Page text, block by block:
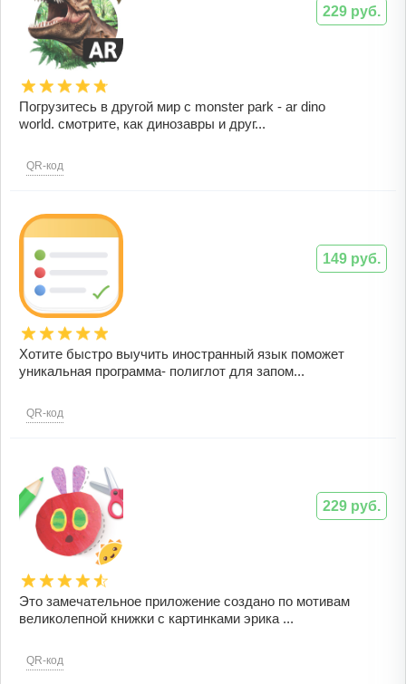
Погрузитесь в другой мир с monster park - ar dino
world. cмотрите, как динозавры и друг...
QR-код
229 руб.
Хотите быстро выучить иностранный язык поможет
уникальная программа- полиглот для запом...
QR-код
149 руб.
Это замечательное приложение создано по мотивам
великолепной книжки с картинками эрика ...
QR-код
229 руб.